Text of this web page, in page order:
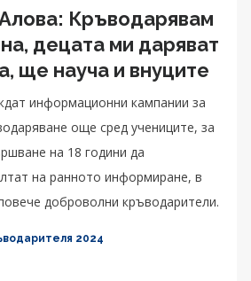
Кръводарявам
децата ми даряват
ще науча и внуците
информационни кампании за
още сред учениците, за
на 18 години да
на ранното информиране, в
доброволни кръводарители.
2024